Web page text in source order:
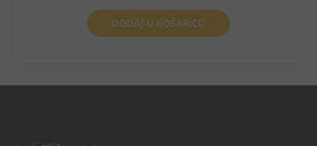
DODAJ U KOŠARICU